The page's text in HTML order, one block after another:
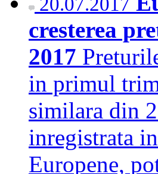
cresterea
2017
in primul
similara din
inregistrata
Europene,